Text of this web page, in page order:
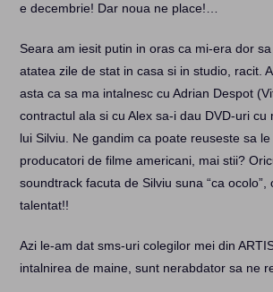
e decembrie! Dar noua ne place!…
Seara am iesit putin in oras ca mi-era dor
atatea zile de stat in casa si in studio, racit.
asta ca sa ma intalnesc cu Adrian Despot
contractul ala si cu Alex sa-i dau DVD-uri cu
lui Silviu. Ne gandim ca poate reuseste sa
producatori de filme americani, mai stii?
soundtrack facuta de Silviu suna “ca ocolo”,
talentat!!
Azi le-am dat sms-uri colegilor mei din
intalnirea de maine, sunt nerabdator sa ne